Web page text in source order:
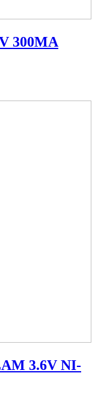
300MA
3.6V NI-